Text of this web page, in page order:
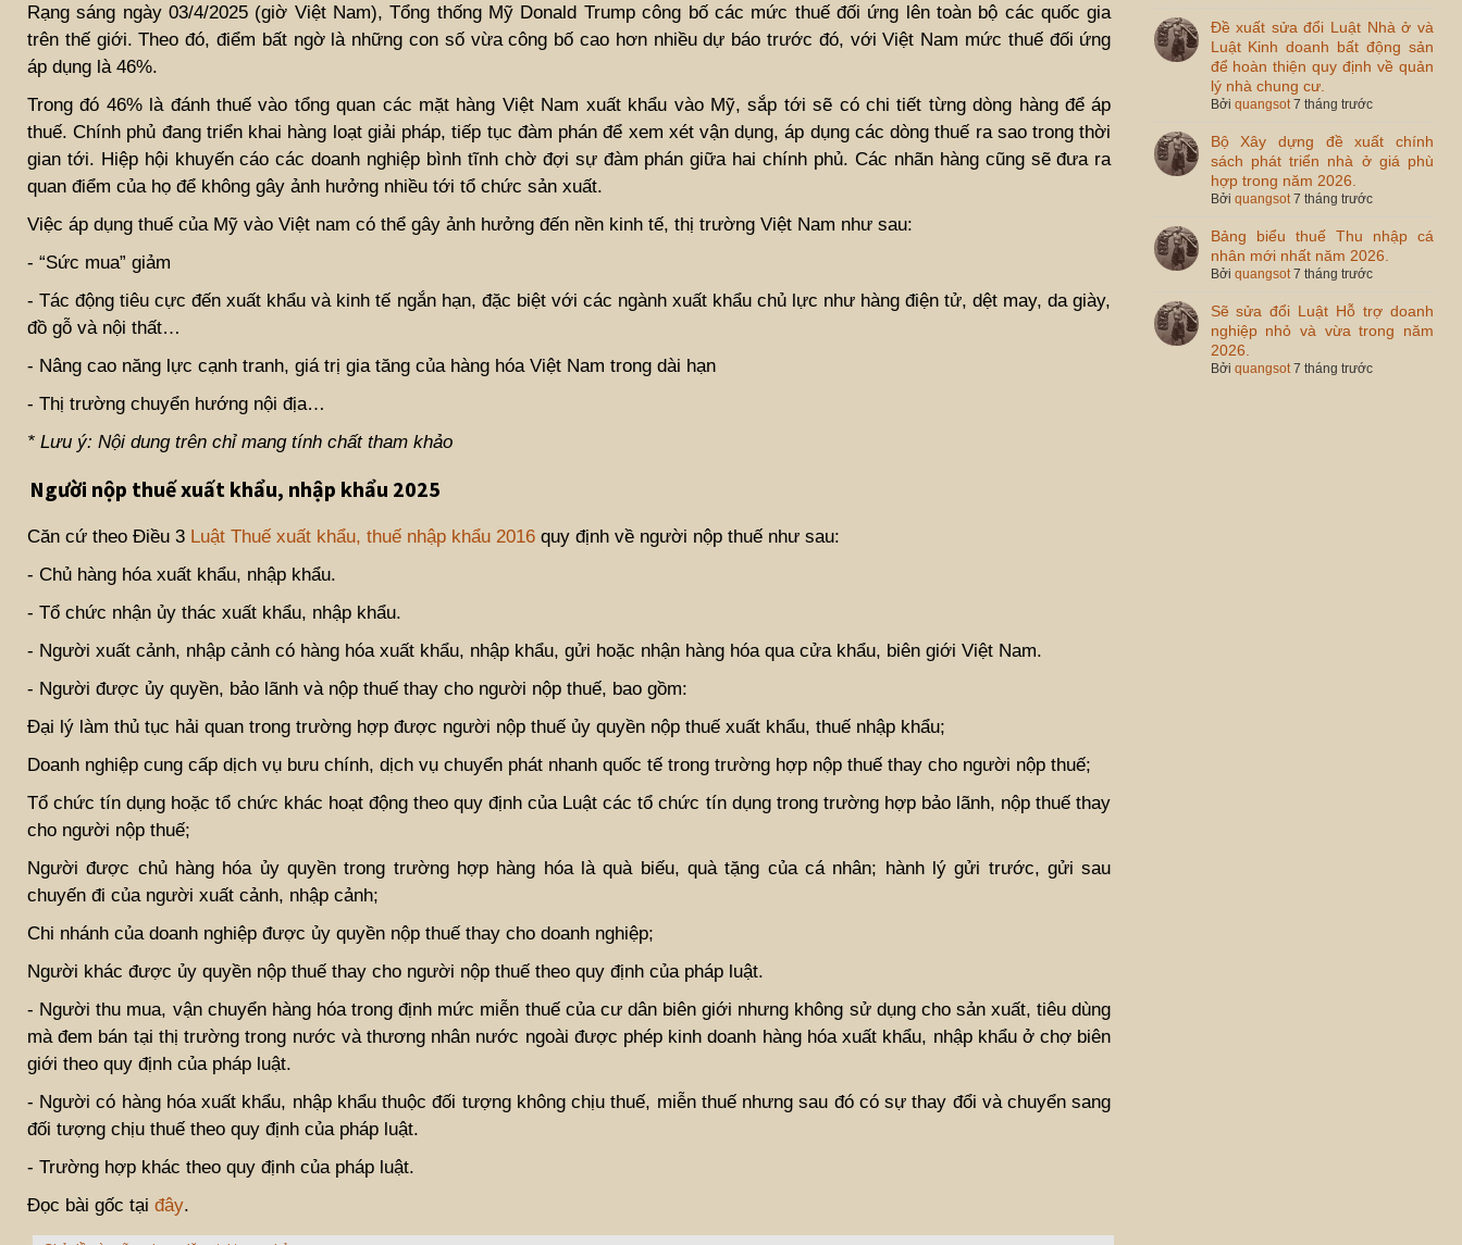
Rạng sáng ngày 03/4/2025 (giờ Việt Nam), Tổng thống Mỹ Donald Trump công bố các mức thuế đối ứng lên toàn bộ các quốc gia
trên thế giới. Theo đó, điểm bất ngờ là những con số vừa công bố cao hơn nhiều dự báo trước đó, với Việt Nam mức thuế đối ứng
áp dụng là 46%.
Trong đó 46% là đánh thuế vào tổng quan các mặt hàng Việt Nam xuất khẩu vào Mỹ, sắp tới sẽ có chi tiết từng dòng hàng để áp
thuế. Chính phủ đang triển khai hàng loạt giải pháp, tiếp tục đàm phán để xem xét vận dụng, áp dụng các dòng thuế ra sao trong thời
gian tới. Hiệp hội khuyến cáo các doanh nghiệp bình tĩnh chờ đợi sự đàm phán giữa hai chính phủ. Các nhãn hàng cũng sẽ đưa ra
quan điểm của họ để không gây ảnh hưởng nhiều tới tổ chức sản xuất.
Việc áp dụng thuế của Mỹ vào Việt nam có thể gây ảnh hưởng đến nền kinh tế, thị trường Việt Nam như sau:
- “Sức mua” giảm
- Tác động tiêu cực đến xuất khẩu và kinh tế ngắn hạn, đặc biệt với các ngành xuất khẩu chủ lực như hàng điện tử, dệt may, da giày,
đồ gỗ và nội thất…
- Nâng cao năng lực cạnh tranh, giá trị gia tăng của hàng hóa Việt Nam trong dài hạn
- Thị trường chuyển hướng nội địa…
* Lưu ý: Nội dung trên chỉ mang tính chất tham khảo
Người nộp thuế xuất khẩu, nhập khẩu 2025
Căn cứ theo Điều 3 Luật Thuế xuất khẩu, thuế nhập khẩu 2016 quy định về người nộp thuế như sau:
- Chủ hàng hóa xuất khẩu, nhập khẩu.
- Tổ chức nhận ủy thác xuất khẩu, nhập khẩu.
- Người xuất cảnh, nhập cảnh có hàng hóa xuất khẩu, nhập khẩu, gửi hoặc nhận hàng hóa qua cửa khẩu, biên giới Việt Nam.
- Người được ủy quyền, bảo lãnh và nộp thuế thay cho người nộp thuế, bao gồm:
Đại lý làm thủ tục hải quan trong trường hợp được người nộp thuế ủy quyền nộp thuế xuất khẩu, thuế nhập khẩu;
Doanh nghiệp cung cấp dịch vụ bưu chính, dịch vụ chuyển phát nhanh quốc tế trong trường hợp nộp thuế thay cho người nộp thuế;
Tổ chức tín dụng hoặc tổ chức khác hoạt động theo quy định của Luật các tổ chức tín dụng trong trường hợp bảo lãnh, nộp thuế thay
cho người nộp thuế;
Người được chủ hàng hóa ủy quyền trong trường hợp hàng hóa là quà biếu, quà tặng của cá nhân; hành lý gửi trước, gửi sau
chuyến đi của người xuất cảnh, nhập cảnh;
Chi nhánh của doanh nghiệp được ủy quyền nộp thuế thay cho doanh nghiệp;
Người khác được ủy quyền nộp thuế thay cho người nộp thuế theo quy định của pháp luật.
- Người thu mua, vận chuyển hàng hóa trong định mức miễn thuế của cư dân biên giới nhưng không sử dụng cho sản xuất, tiêu dùng
mà đem bán tại thị trường trong nước và thương nhân nước ngoài được phép kinh doanh hàng hóa xuất khẩu, nhập khẩu ở chợ biên
giới theo quy định của pháp luật.
- Người có hàng hóa xuất khẩu, nhập khẩu thuộc đối tượng không chịu thuế, miễn thuế nhưng sau đó có sự thay đổi và chuyển sang
đối tượng chịu thuế theo quy định của pháp luật.
- Trường hợp khác theo quy định của pháp luật.
Đọc bài gốc tại đây.
Đề xuất sửa đổi Luật Nhà ở và
Luật Kinh doanh bất động sản
để hoàn thiện quy định về quản
lý nhà chung cư.
Bởi quangsot 7 tháng trước
Bộ Xây dựng đề xuất chính
sách phát triển nhà ở giá phù
hợp trong năm 2026.
Bởi quangsot 7 tháng trước
Bảng biểu thuế Thu nhập cá
nhân mới nhất năm 2026.
Bởi quangsot 7 tháng trước
Sẽ sửa đổi Luật Hỗ trợ doanh
nghiệp nhỏ và vừa trong năm
2026.
Bởi quangsot 7 tháng trước